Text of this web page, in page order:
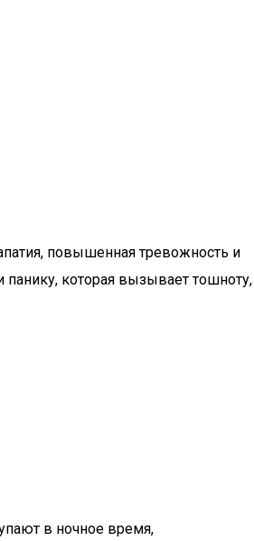
повышенная тревожность и
которая вызывает тошноту,
в ночное время,